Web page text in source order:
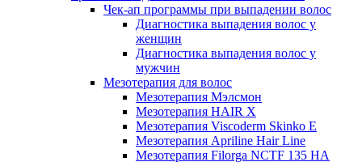
Чек-ап программы при выпадении волос
Диагностика выпадения волос у
женщин
Диагностика выпадения волос у
мужчин
Мезотерапия для волос
Мезотерапия Мэлсмон
Мезотерапия HAIR X
Мезотерапия Viscoderm Skinko E
Мезотерапия Apriline Hair Line
Мезотерапия Filorga NCTF 135 HA